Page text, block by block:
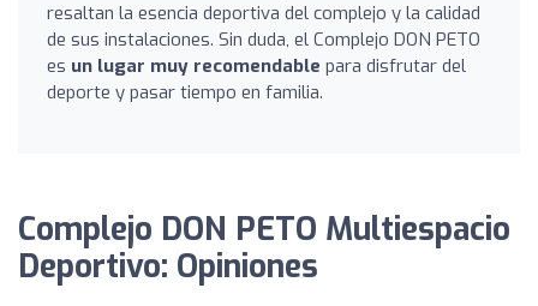
resaltan la esencia deportiva del complejo y la calidad
de sus instalaciones. Sin duda, el Complejo DON PETO
es un lugar muy recomendable para disfrutar del
deporte y pasar tiempo en familia.
Complejo DON PETO Multiespacio
Deportivo: Opiniones